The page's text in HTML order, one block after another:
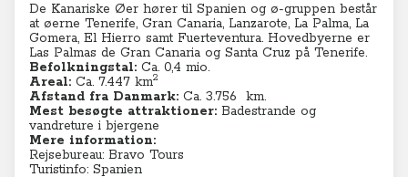
De Kanariske Øer hører til Spanien og ø-gruppen består
at øerne Tenerife, Gran Canaria, Lanzarote, La Palma, La
Gomera, El Hierro samt Fuerteventura. Hovedbyerne er
Las Palmas de Gran Canaria og Santa Cruz på Tenerife.
Befolkningstal: Ca. 0,4 mio.
Areal: Ca. 7.447 km2
Afstand fra Danmark: Ca. 3.756 km.
Mest besøgte attraktioner: Badestrande og
vandreture i bjergene
Mere information:
Rejsebureau: Bravo Tours
Turistinfo: Spanien